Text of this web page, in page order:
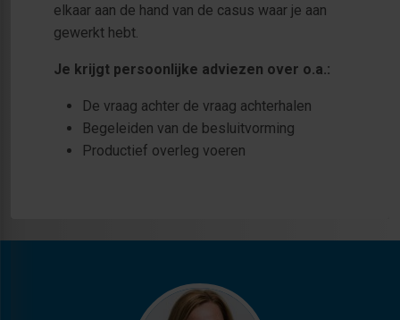
elkaar aan de hand van de casus waar je aan
gewerkt hebt.
Je krijgt persoonlijke adviezen over o.a.:
De vraag achter de vraag achterhalen
Begeleiden van de besluitvorming
Productief overleg voeren